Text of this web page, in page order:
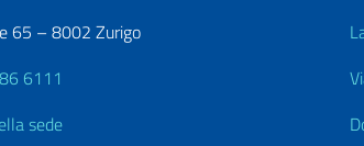
65 – 8002 Zurigo
6111
sede